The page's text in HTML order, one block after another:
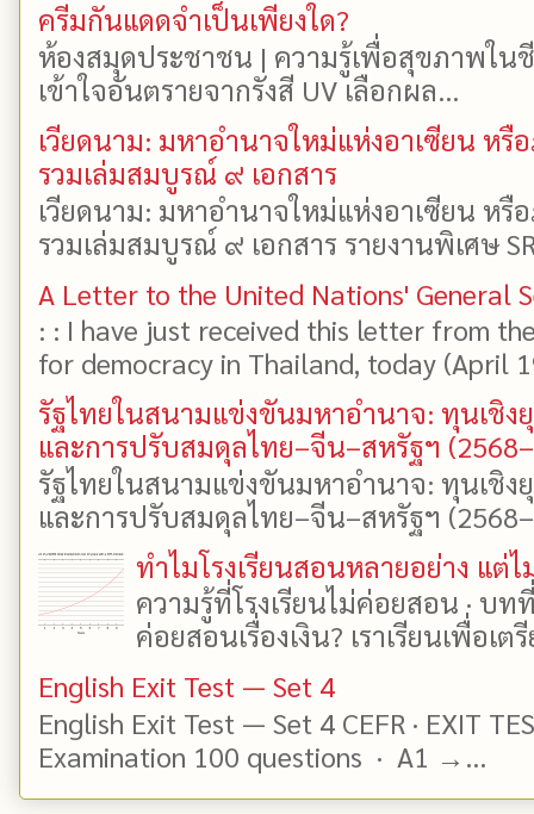
ครีมกันแดดจำเป็นเพียงใด?
ห้องสมุดประชาชน | ความรู้เพื่อสุขภาพใน
เข้าใจอันตรายจากรังสี UV เลือกผล...
เวียดนาม: มหาอำนาจใหม่แห่งอาเซียน ห
รวมเล่มสมบูรณ์ ๙ เอกสาร
เวียดนาม: มหาอำนาจใหม่แห่งอาเซียน ห
รวมเล่มสมบูรณ์ ๙ เอกสาร รายงานพิเศษ
A Letter to the United Nations' General
: : I have just received this letter from
for democracy in Thailand, today (April
รัฐไทยในสนามแข่งขันมหาอำนาจ: ทุนเชิง
และการปรับสมดุลไทย–จีน–สหรัฐฯ
รัฐไทยในสนามแข่งขันมหาอำนาจ: ทุนเชิง
และการปรับสมดุลไทย–จีน–สหรัฐฯ
ทำไมโรงเรียนสอนหลายอย่าง แต่ไ
ความรู้ที่โรงเรียนไม่ค่อยสอน · บ
ค่อยสอนเรื่องเงิน? เราเรียนเพื่อเต
English Exit Test — Set 4
English Exit Test — Set 4 CEFR · EXIT
Examination 100 questions · A1 →...